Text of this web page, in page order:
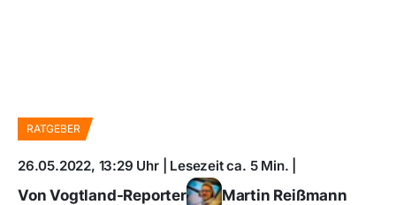
RATGEBER
26.05.2022, 13:29 Uhr | Lesezeit ca. 5 Min. |
Von Vogtland-Reporter Martin Reißmann